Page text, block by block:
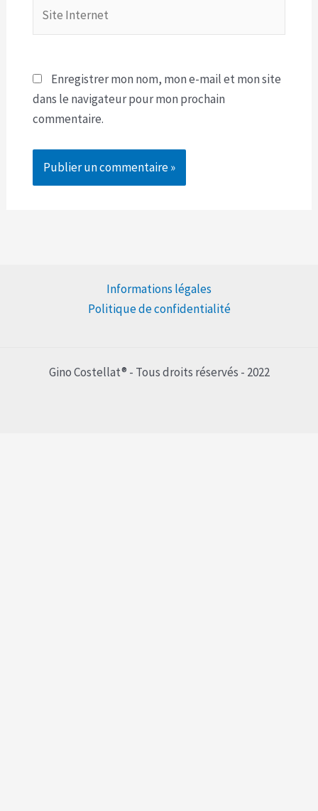
Internet
Enregistrer mon nom, mon e-mail et mon site
dans le navigateur pour mon prochain
commentaire.
Informations légales
Politique de confidentialité
Gino Costellat® - Tous droits réservés - 2022